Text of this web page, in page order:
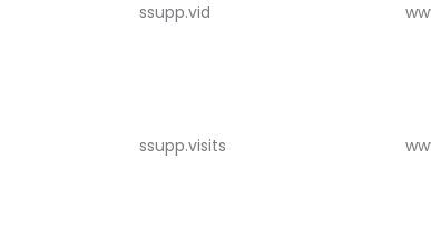
ssupp.vid
ssupp.visits